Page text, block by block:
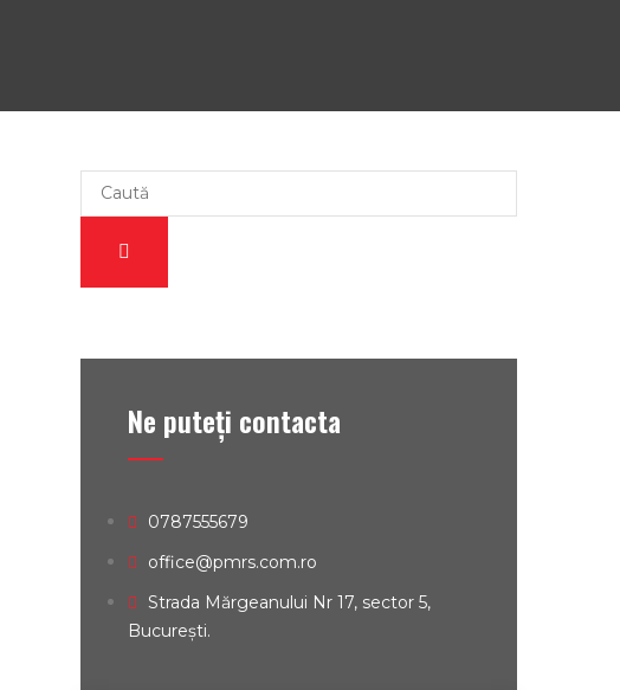
Ne puteţi contacta
0787555679
office@pmrs.com.ro
Strada Mărgeanului Nr 17, sector 5,
București.